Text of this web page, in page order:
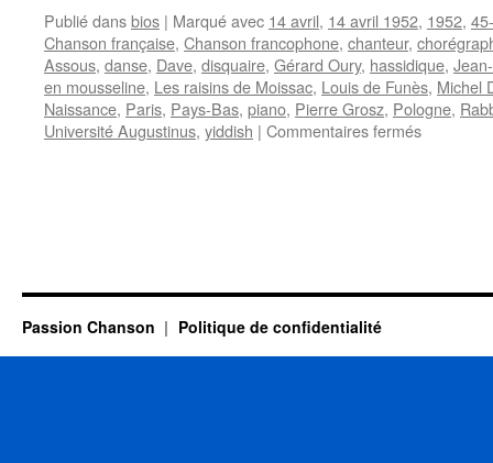
Publié dansbios | Marqué avec 14 avril, 14 avril 1952, 1952,
Chanson française, Chanson francophone, chanteur,
Assous, danse, Dave, disquaire, Gérard Oury, hassidique,
en mousseline, Les raisins de Moissac, Louis de Funès, Michel
Naissance, Paris, Pays-Bas, piano, Pierre Grosz, Pologne,
Université Augustinus, yiddish | Commentaires ferméssur
Passion Chanson Politique de confidentialité